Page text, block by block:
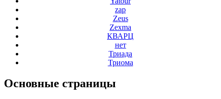
zap
Zeus
Zexma
КВАРЦ
нет
Триада
Триома
Основные страницы